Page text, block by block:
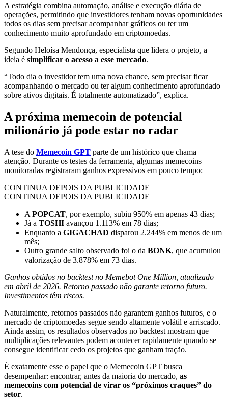
A estratégia combina automação, análise e execução diária de
operações, permitindo que investidores tenham novas oportunidades
todos os dias sem precisar acompanhar gráficos ou ter um
conhecimento muito aprofundado em criptomoedas.
Segundo Heloísa Mendonça, especialista que lidera o projeto, a
ideia é simplificar o acesso a esse mercado.
“Todo dia o investidor tem uma nova chance, sem precisar ficar
acompanhando o mercado ou ter algum conhecimento aprofundado
sobre ativos digitais. É totalmente automatizado”, explica.
A próxima memecoin de potencial
milionário já pode estar no radar
A tese do Memecoin GPT parte de um histórico que chama
atenção. Durante os testes da ferramenta, algumas memecoins
monitoradas registraram ganhos expressivos em pouco tempo:
CONTINUA DEPOIS DA PUBLICIDADE
CONTINUA DEPOIS DA PUBLICIDADE
A POPCAT, por exemplo, subiu 950% em apenas 43 dias;
Já a TOSHI avançou 1.113% em 78 dias;
Enquanto a GIGACHAD disparou 2.244% em menos de um
mês;
Outro grande salto observado foi o da BONK, que acumulou
valorização de 3.878% em 73 dias.
Ganhos obtidos no backtest no Memebot One Million, atualizado
em abril de 2026. Retorno passado não garante retorno futuro.
Investimentos têm riscos.
Naturalmente, retornos passados não garantem ganhos futuros, e o
mercado de criptomoedas segue sendo altamente volátil e arriscado.
Ainda assim, os resultados observados no backtest mostram que
multiplicações relevantes podem acontecer rapidamente quando se
consegue identificar cedo os projetos que ganham tração.
É exatamente esse o papel que o Memecoin GPT busca
desempenhar: encontrar, antes da maioria do mercado, as
memecoins com potencial de virar os “próximos craques” do
setor.